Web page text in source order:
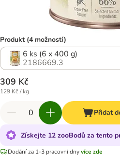
Produkt (4 možností)
6 ks (6 x 400 g)
2186669.3
309 Kč
129 Kč / kg
Přidat
Získejte 12 zooBodů za tento
Dodání za 1-3 pracovní dnyvíce zde